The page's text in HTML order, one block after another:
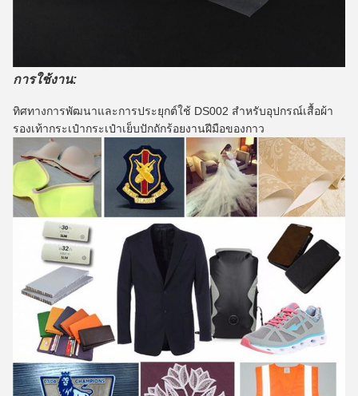
การใช้งาน:
ทิศทางการพัฒนาและการประยุกต์ใช้ DS002 สำหรับอุปกรณ์เสื้อผ้า
รองเท้ากระเป๋ากระเป๋าเย็บปักถักร้อยงานฝีมือของกาว